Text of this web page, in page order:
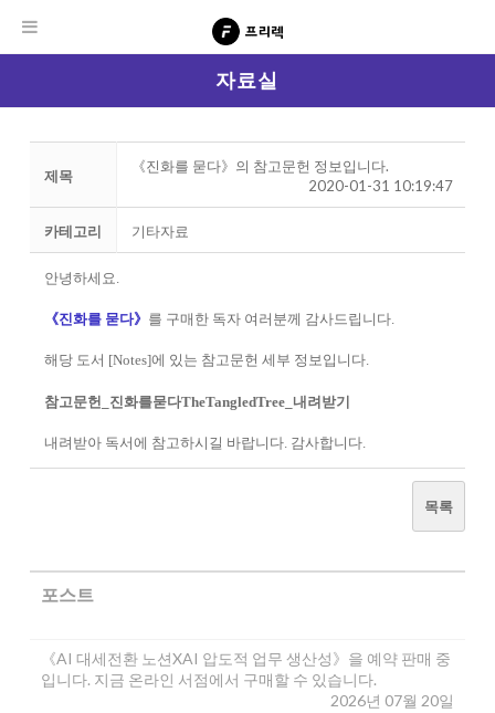
자료실
제목
《진화를 묻다》의 참고문헌 정보입니다.
2020-01-31 10:19:47
카테고리 기타자료
안녕하세요.
《진화를 묻다》 를 구매한 독자 여러분께 감사드립니다.
해당 도서 [Notes]에 있는 참고문헌 세부 정보입니다.
참고문헌_진화를묻다TheTangledTree_내려받기
내려받아 독서에 참고하시길 바랍니다. 감사합니다.
목록
포스트
《AI 대세전환 노션XAI 압도적 업무 생산성》을 예약 판매 중
입니다. 지금 온라인 서점에서 구매할 수 있습니다.
2026년 07월 20일